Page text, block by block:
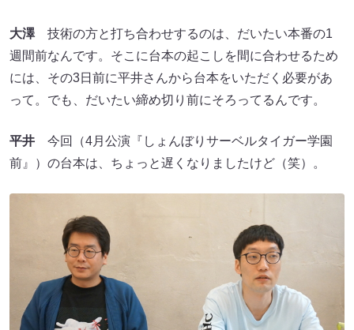
大澤技術の方と打ち合わせするのは、だいたい本番の1
週間前なんです。そこに台本の起こしを間に合わせるため
には、その3日前に平井さんから台本をいただく必要があ
って。でも、だいたい締め切り前にそろってるんです。
平井 今回（4月公演『しょんぼりサーベルタイガー学園
前』）の台本は、ちょっと遅くなりましたけど（笑）。